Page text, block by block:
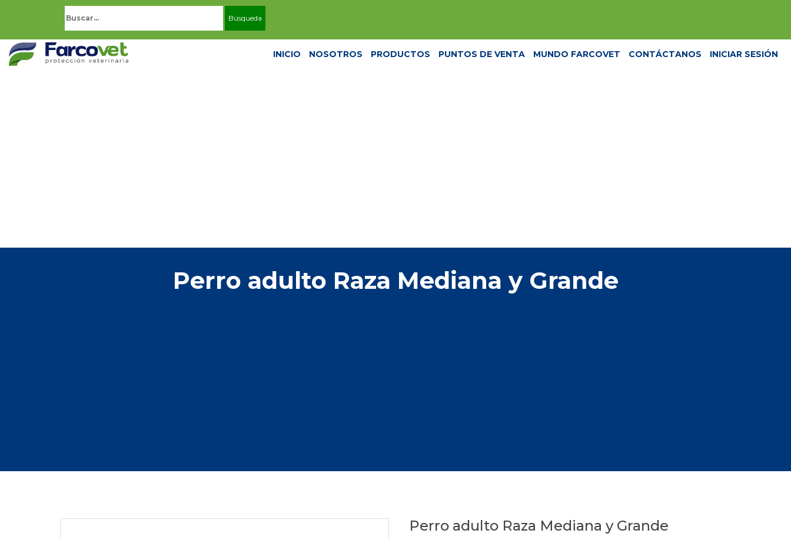
Buscar:
INICIO NOSOTROS PRODUCTOS PUNTOS DE VENTA MUNDO FARCOVET CONTÁCTANOS INICIAR SESIÓN
Perro adulto Raza Mediana y Grande
Perro adulto Raza Mediana y Grande